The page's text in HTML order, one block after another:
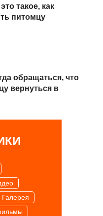
такое, как
питомцу
обращаться, что
вернуться в
Галерея